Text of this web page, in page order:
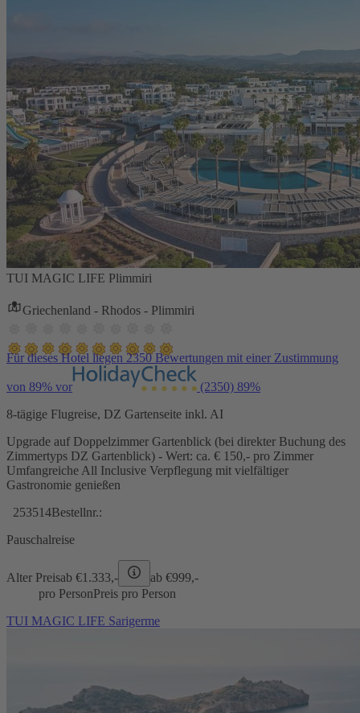
TUI MAGIC LIFE Plimmiri
Griechenland - Rhodos - Plimmiri
Für dieses Hotel liegen 2350 Bewertungen mit einer Zustimmung
von 89% vor (2350) 89%
8-tägige Flugreise, DZ Gartenseite inkl. AI
Upgrade auf Doppelzimmer Gartenblick (bei direkter Buchung des
Zimmertyps DZ Gartenblick) - Wert: ca. € 150,- pro Zimmer
Umfangreiche All Inclusive Verpflegung mit vielfältiger
Gastronomie genießen
253514Bestellnr.:
Pauschalreise
Alter Preisab €1.333,- ab €999,-
pro PersonPreis pro Person
TUI MAGIC LIFE Sarigerme